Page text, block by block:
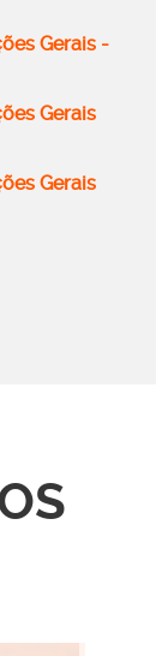
Gerais -
Gerais
Gerais